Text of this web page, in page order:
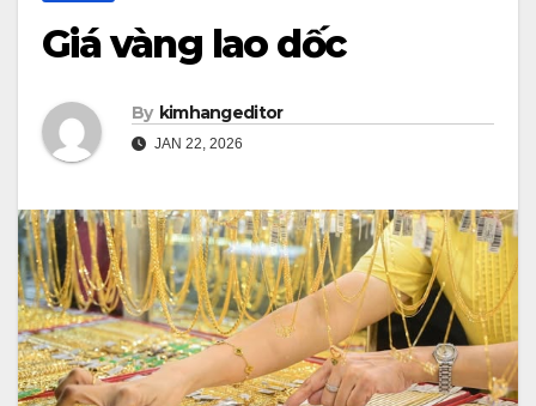
Giá vàng lao dốc
By kimhangeditor
JAN 22, 2026